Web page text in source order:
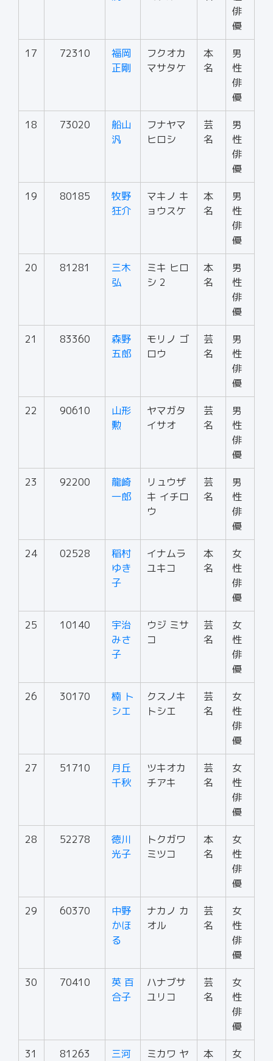
俳
優
17 72310
福岡
正剛
フクオカ
マサタケ
本
名
男
性
俳
優
18 73020
船山
汎
フナヤマ
ヒロシ
芸
名
男
性
俳
優
19 80185
牧野
狂介
マキノ キ
ョウスケ
本
名
男
性
俳
優
20 81281
三木
弘
ミキ ヒロ
シ 2
本
名
男
性
俳
優
21 83360
森野
五郎
モリノ ゴ
ロウ
芸
名
男
性
俳
優
22 90610
山形
勲
ヤマガタ
イサオ
芸
名
男
性
俳
優
23 92200
龍崎
一郎
リュウザ
キ イチロ
ウ
芸
名
男
性
俳
優
24 02528
稲村
ゆき
子
イナムラ
ユキコ
本
名
女
性
俳
優
25 10140
宇治
みさ
子
ウジ ミサ
コ
芸
名
女
性
俳
優
26 30170
楠 ト
シエ
クスノキ
トシエ
芸
名
女
性
俳
優
27 51710
月丘
千秋
ツキオカ
チアキ
芸
名
女
性
俳
優
28 52278
徳川
光子
トクガワ
ミツコ
本
名
女
性
俳
優
29 60370
中野
かほ
る
ナカノ カ
オル
芸
名
女
性
俳
優
30 70410
英 百
合子
ハナブサ
ユリコ
芸
名
女
性
俳
優
31 81263
三河
ミカワ ヤ
本
女